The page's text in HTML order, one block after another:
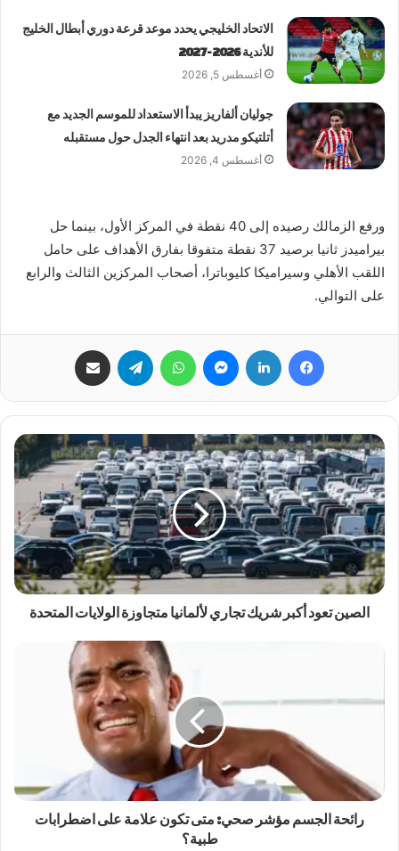
الاتحاد الخليجي يحدد موعد قرعة دوري أبطال الخليج
للأندية 2026-2027
أغسطس 5, 2026
جوليان ألفاريز يبدأ الاستعداد للموسم الجديد مع
أتلتيكو مدريد بعد انتهاء الجدل حول مستقبله
أغسطس 4, 2026
ورفع الزمالك رصيده إلى 40 نقطة في المركز الأول، بينما حل
بيراميدز ثانيا برصيد 37 نقطة متفوقا بفارق الأهداف على حامل
اللقب الأهلي وسيراميكا كليوباترا، أصحاب المركزين الثالث والرابع
على التوالي.
فيسبوك لينكدإن ماسنجر واتساب تيلقرام
الصين تعود أكبر شريك تجاري لألمانيا متجاوزة الولايات المتحدة
رائحة الجسم مؤشر صحي: متى تكون علامة على اضطرابات
طبية؟